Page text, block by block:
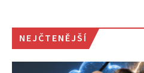
NEJČTENĚJŠÍ